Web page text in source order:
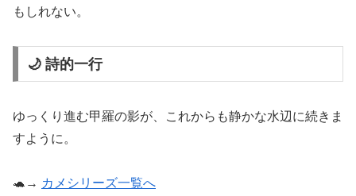
もしれない。
🌙 詩的一行
ゆっくり進む甲羅の影が、これからも静かな水辺に続きま
すように。
🐢→ カメシリーズ一覧へ